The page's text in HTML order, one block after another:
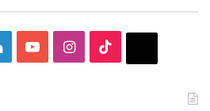
LinkedInYouTubeInstagram